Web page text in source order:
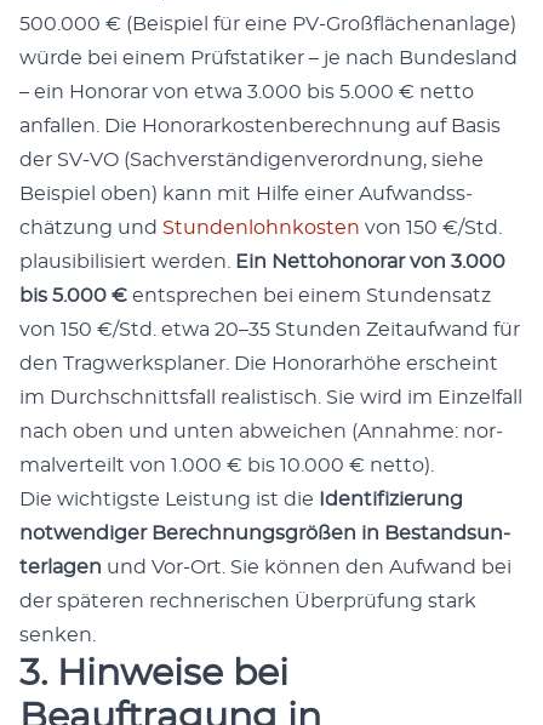
500.000 € (Beispiel für eine PV-Großflächenan­lage)
würde bei einem Prüf­s­ta­tik­er – je nach Bun­des­land
– ein Hon­o­rar von etwa 3.000 bis 5.000 € net­to
anfall­en. Die Hon­o­rarkosten­berech­nung auf Basis
der SV-VO (Sachver­ständi­gen­verord­nung, siehe
Beispiel oben) kann mit Hil­fe ein­er Aufwandss­
chätzung und Stun­den­lohnkosten von 150 €/Std.
plau­si­bil­isiert wer­den.
Ein Net­to­hono­rar von 3.000
bis 5.000 € entsprechen bei einem Stun­den­satz
von 150 €/Std. etwa 20–35 Stun­den Zeitaufwand für
den Trag­w­erk­s­plan­er. Die Hon­o­rarhöhe erscheint
im Durch­schnitts­fall real­is­tisch. Sie wird im Einzelfall
nach oben und unten abwe­ichen (Annahme: nor­
malverteilt von 1.000 € bis 10.000 € net­to).
Die wichtig­ste Leis­tung ist die
Iden­ti­fizierung
notwendi­ger Berech­nungs­größen in Bestand­sun­
ter­la­gen und Vor-Ort. Sie kön­nen den Aufwand bei
der späteren rech­ner­ischen Über­prü­fung stark
senken.
3. Hinweise bei